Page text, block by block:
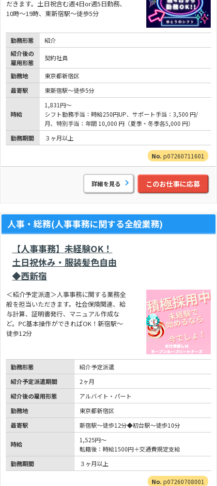
だきます。土日祝含む週4日or週5日勤務、
10時～19時、東新宿駅～徒歩5分
勤務形態
紹介
紹介後の
雇用形態
契約社員
勤務地
東京都新宿区
最寄駅
東新宿駅～徒歩5分
時給
1,831円～
シフト勤務手当：時給250円UP、サポート手当：3,500 円/
月、特別手当：年間 10,000 円（夏季・冬季各5,000 円）
勤務期間
３ヶ月以上
p07260711601
詳細を見る このお仕事に応募
人事・総務(人事事務に関する全般業務)
【人事事務】未経験OK！
土日祝休み・服装髪色自由
◆西新宿
＜紹介予定派遣＞人事事務に関する業務全
般を担当いただきます。社会保険関連、給
与計算、証明書発行、マニュアル作成な
ど。PC基本操作ができればOK！新宿駅～
徒歩12分
勤務形態
紹介予定派遣
紹介予定派遣期間
2ヶ月
紹介後の雇用形態
アルバイト・パート
勤務地
東京都新宿区
最寄駅
新宿駅～徒歩12分◆初台駅～徒歩10分
時給
1,525円～
転籍後：時給1500円＋交通費規定支給
勤務期間
３ヶ月以上
p07260708001